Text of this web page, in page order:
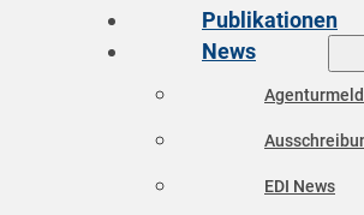
Publikationen
News
EDI News